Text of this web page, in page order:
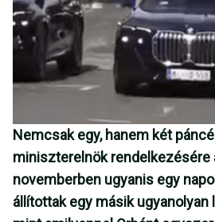
Nemcsak egy, hanem két
miniszterelnök rendelkezésére
novemberben ugyanis egy
állítottak egy másik